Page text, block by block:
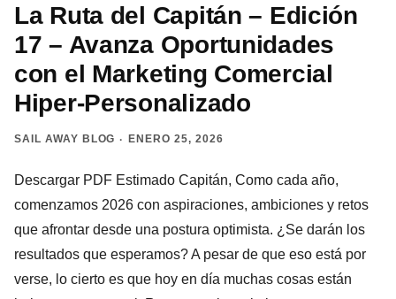
CON
UNA
VACANTE
DE
VENDEDOR
La Ruta del Capitán – Edición
17 – Avanza Oportunidades
con el Marketing Comercial
Hiper-Personalizado
SAIL AWAY BLOG ENERO 25, 2026
Descargar PDF Estimado Capitán, Como cada año,
comenzamos 2026 con aspiraciones, ambiciones y retos
que afrontar desde una postura optimista. ¿Se darán los
resultados que esperamos? A pesar de que eso está por
verse, lo cierto es que hoy en día muchas cosas están